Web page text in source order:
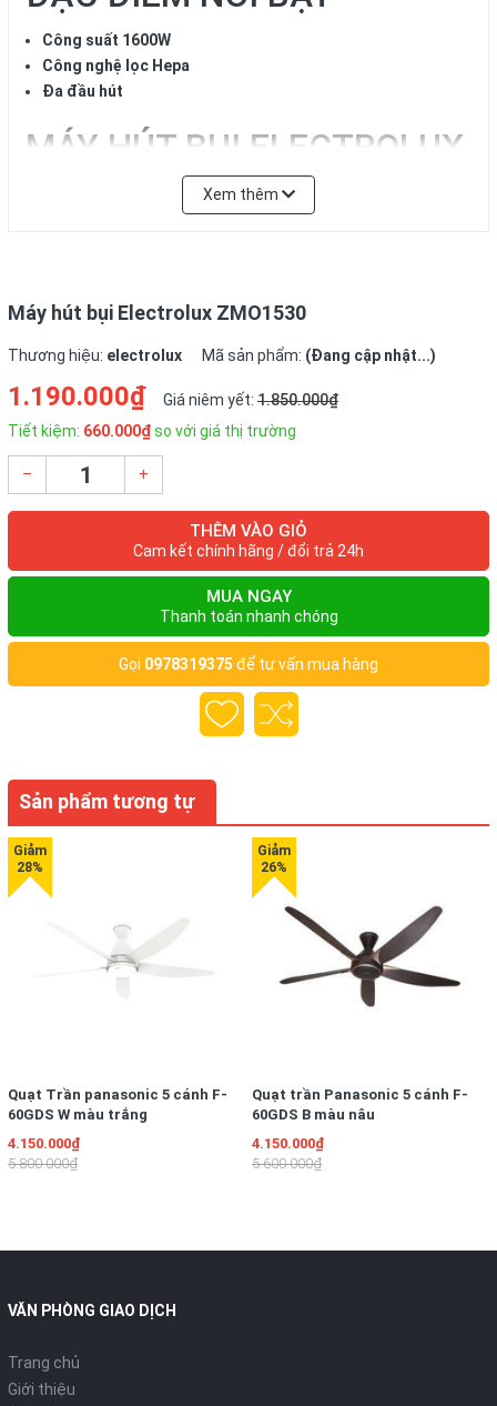
Công suất 1600W
Công nghệ lọc Hepa
Đa đầu hút
MÁY HÚT BỤI ELECTROLUX
ZMO1540M- CHI TIẾT TÍNH
CÔNG NGHỆ HEPA
Lọc sạch đến 99.97% bụi bẩn trong không khí một cách dễ
dàng với công nghệ Hepa.
THIẾT KẾ GỌN NHẸ
Với trọng lượng tương đương 3,4kg, giúp bạn dễ dàng di
chuyển và không tốn nhiều sức lực.
ĐA ĐẦU HÚT
Máy hút bụi Electrolux ZMO1540Mbao gồm đầu hút sàn, đầu
hút sofa và đầu hút khe giúp bạn linh hoạt hơn trong công việc
CÔNG SUẤT 1600W
Hoạt động với công suất cao,
ZMO1540M
cho hiệu quả hút mạnh và ổn định.
THÔNG SỐ KỸ THUẬT
Thông tin chung
Nhà sản xuất:Electrolux
Xuất xứ:
Tính năng máy hút bụi
Công suất hút:
Xem thêm
Máy hút bụi Electrolux ZMO1530
Thương hiệu: electrolux Mã sản phẩm: (Đang cập nhật...)
1.190.000₫ Giá niêm yết: 1.850.000₫
Tiết kiệm: 660.000₫so với giá thị trường
– +
THÊM VÀO GIỎ
Cam kết chính hãng / đổi trả 24h
MUA NGAY
Thanh toán nhanh chóng
Gọi 0978319375 để tư vấn mua hàng
Sản phẩm tương tự
Quạt Trần panasonic 5 cánh F-
60GDS W màu trắng
4.150.000₫
5.800.000₫
Quạt trần Panasonic 5 cánh F-
60GDS B màu nâu
4.150.000₫
5.600.000₫
VĂN PHÒNG GIAO DỊCH
Trang chủ
Giới thiệu